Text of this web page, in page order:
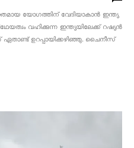
യോഗത്തിന് വേദിയാകാൻ ഇന്ത്യ
വഹിക്കുന്ന ഇന്ത്യയിലേക്ക് റഷ്യൻ
ഏതാണ്ട് ഉറപ്പായിക്കഴിഞ്ഞു. ചൈനീസ്